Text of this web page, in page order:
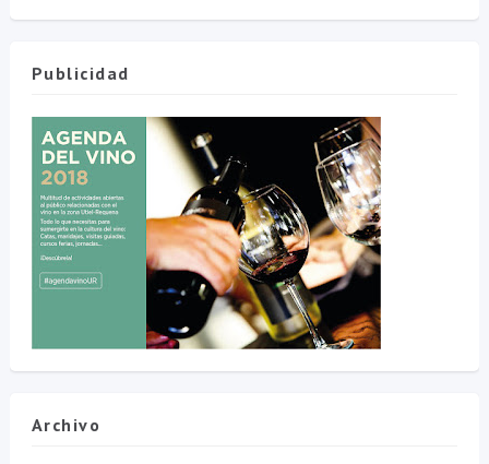
Publicidad
Archivo